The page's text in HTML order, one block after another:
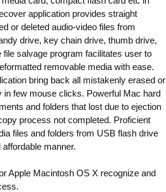
application provides straight
or deleted audio-video files from
drive, key chain drive, thumb drive,
salvage program facilitates user to
removable media with ease.
bring back all mistakenly erased or
few mouse clicks. Powerful Mac hard
and folders that lost due to ejection
process not completed. Proficient
files and folders from USB flash drive
manner.
Apple Macintosh OS X recognize and